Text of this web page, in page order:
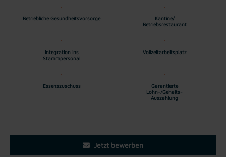
Betriebliche Gesundheitsvorsorge
Kantine/
Betriebsrestaurant
Integration ins
Stammpersonal
Vollzeitarbeitsplatz
Essenszuschuss
Garantierte
Lohn-/Gehalts-
Auszahlung
Jetzt bewerben